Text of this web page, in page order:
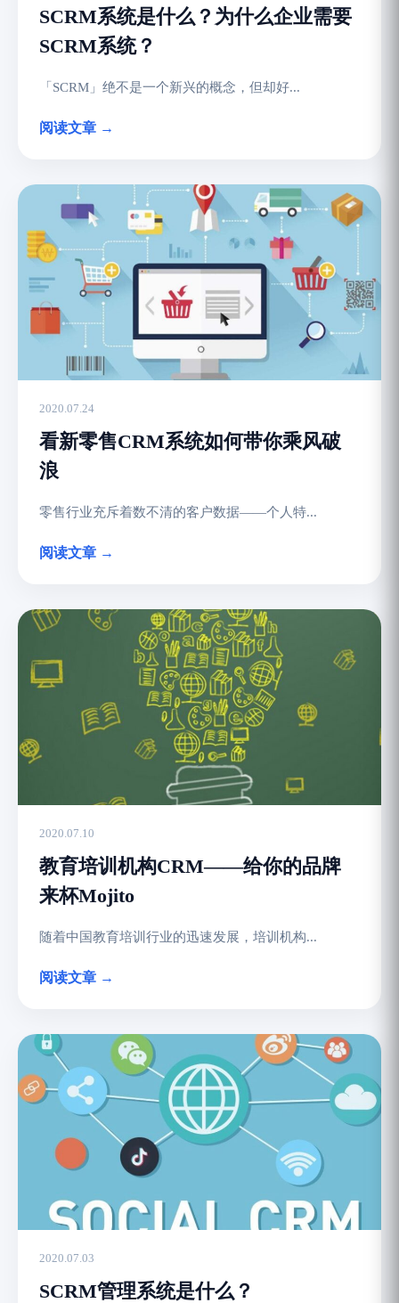
SCRM系统是什么？为什么企业需要
SCRM系统？
「SCRM」绝不是一个新兴的概念，但却好...
阅读文章 →
2020.07.24
看新零售CRM系统如何带你乘风破
浪
零售行业充斥着数不清的客户数据——个人特...
阅读文章 →
2020.07.10
教育培训机构CRM——给你的品牌
来杯Mojito
随着中国教育培训行业的迅速发展，培训机构...
阅读文章 →
2020.07.03
SCRM管理系统是什么？